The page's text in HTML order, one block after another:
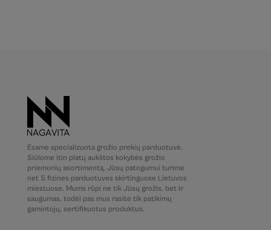
Esame specializuota grožio prekių parduotuvė.
Siūlome itin platų aukštos kokybės grožio
priemonių asortimentą. Jūsų patogumui turime
net 5 fizines parduotuves skirtinguose Lietuvos
miestuose. Mums rūpi ne tik Jūsų grožis, bet ir
saugumas, todėl pas mus rasite tik patikimų
gamintojų, sertifikuotus produktus.